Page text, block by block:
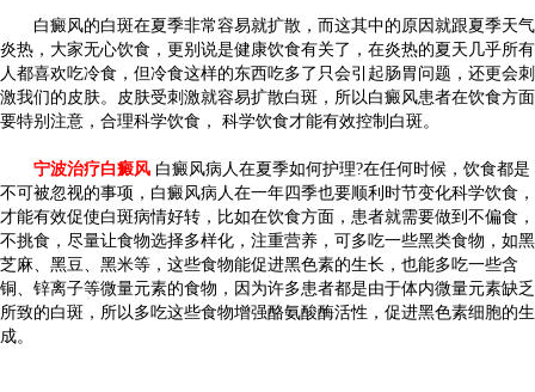
白癜风的白斑在夏季非常容易就扩散，而这其中的原因就跟夏季天气
炎热，大家无心饮食，更别说是健康饮食有关了，在炎热的夏天几乎所有
人都喜欢吃冷食，但冷食这样的东西吃多了只会引起肠胃问题，还更会刺
激我们的皮肤。皮肤受刺激就容易扩散白斑，所以白癜风患者在饮食方面
要特别注意，合理科学饮食， 科学饮食才能有效控制白斑。
宁波治疗白癜风 白癜风病人在夏季如何护理?在任何时候，饮食都是
不可被忽视的事项，白癜风病人在一年四季也要顺利时节变化科学饮食，
才能有效促使白斑病情好转，比如在饮食方面，患者就需要做到不偏食，
不挑食，尽量让食物选择多样化，注重营养，可多吃一些黑类食物，如黑
芝麻、黑豆、黑米等，这些食物能促进黑色素的生长，也能多吃一些含
铜、锌离子等微量元素的食物，因为许多患者都是由于体内微量元素缺乏
所致的白斑，所以多吃这些食物增强酪氨酸酶活性，促进黑色素细胞的生
成。